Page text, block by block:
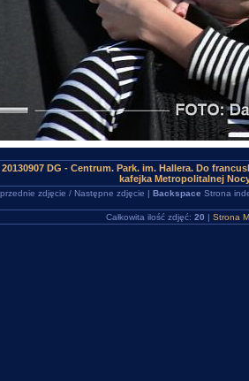
20130907 DG - Centrum. Park. im. Hallera. Do
kafejka Metropolitalnej
zdjęcie / Następne zdjęcie | Backspace Strona
Całkowita ilość zdjęć: 20 | Strona